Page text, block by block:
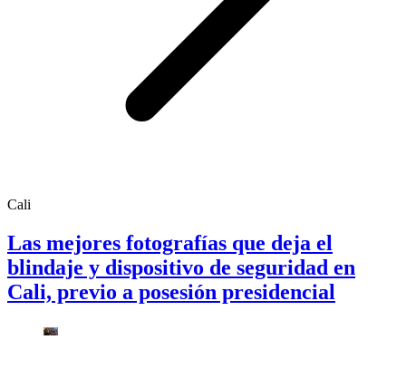
Cali
Las mejores fotografías que deja el
blindaje y dispositivo de seguridad en
Cali, previo a posesión presidencial